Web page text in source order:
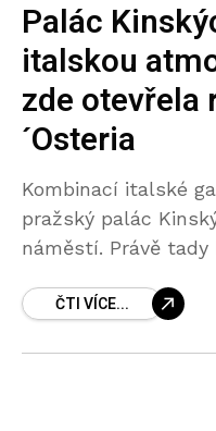
Palác
italskou
zde otevřela
´Osteria
Kombinací italské
pražský palác
náměstí. Právě
dvou pražských
ČTI VÍCE...